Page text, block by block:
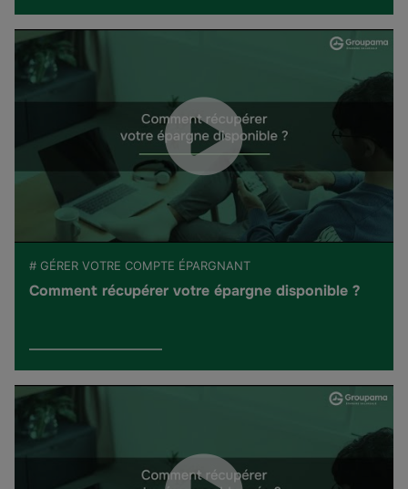
# GÉRER VOTRE COMPTE ÉPARGNANT
Comment récupérer votre épargne disponible ?